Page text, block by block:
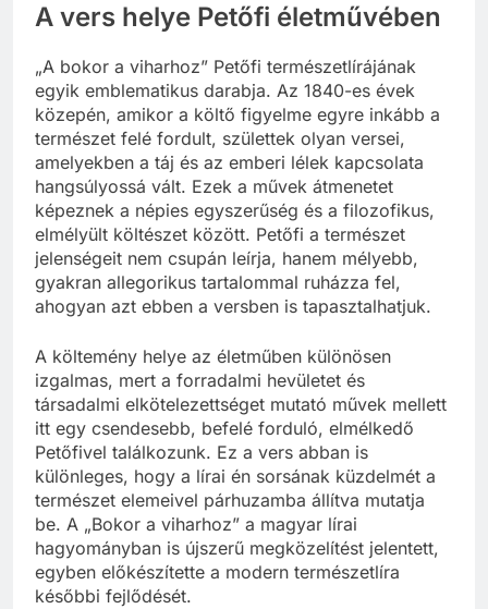
A vers helye Petőfi életművében
„A bokor a viharhoz” Petőfi természetlírájának
egyik emblematikus darabja. Az 1840-es évek
közepén, amikor a költő figyelme egyre inkább a
természet felé fordult, születtek olyan versei,
amelyekben a táj és az emberi lélek kapcsolata
hangsúlyossá vált. Ezek a művek átmenetet
képeznek a népies egyszerűség és a filozofikus,
elmélyült költészet között. Petőfi a természet
jelenségeit nem csupán leírja, hanem mélyebb,
gyakran allegorikus tartalommal ruházza fel,
ahogyan azt ebben a versben is tapasztalhatjuk.
A költemény helye az életműben különösen
izgalmas, mert a forradalmi hevületet és
társadalmi elkötelezettséget mutató művek mellett
itt egy csendesebb, befelé forduló, elmélkedő
Petőfivel találkozunk. Ez a vers abban is
különleges, hogy a lírai én sorsának küzdelmét a
természet elemeivel párhuzamba állítva mutatja
be. A „Bokor a viharhoz” a magyar lírai
hagyományban is újszerű megközelítést jelentett,
egyben előkészítette a modern természetlíra
későbbi fejlődését.